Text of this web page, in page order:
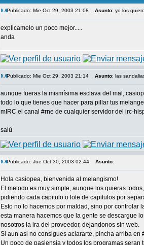
Publicado: Mie Oct 29, 2003 21:08 Asunto: yo los
explicamelo un poco mejor.....
anda
Publicado: Mie Oct 29, 2003 21:14 Asunto: las
aunque fueras la mismísima esclava del mal,
todo lo que tienes que hacer para pillar tus
mIRC el canal #rne de cualquier servidor del irc-
salú
Publicado: Jue Oct 30, 2003 02:44 Asunto:
Hola casiopea, bienvenida al melangismo!
El metodo es muy simple, aunque los quieras
pidiendo cada capitulo o lote de capitulos por
Esto no lo hacemos por maldad, sino por
esta manera hacemos que la gente se descargue
nosotros la ira del proveedor, dejandonos sin web.
Si aun asi no consigues aclararte, pincha arriba en
Un poco de pasiensia y todos los programas seran